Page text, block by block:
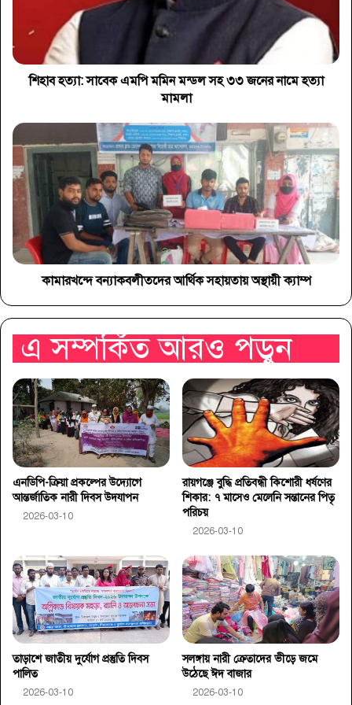
শিহাব হত্যা: সাবেক এমপি মমিন মন্ডল সহ ৩৩ জনের নামে হত্যা
মামলা
কামারখন্দে বন্যাকবলীতদের আর্থিক সহায়তায় অস্থায়ী ক্যাম্প
এ সম্পর্কিত আরও পড়ুন
এনডিপি-ক্রিয়া প্রকল্পের উদ্যোগে
আন্তর্জাতিক নারী দিবস উদযাপন
2026-03-10
রায়গঞ্জে বুদ্ধি প্রতিবন্ধী কিশোরী ধর্ষণের
শিকার: ৭ মাসেও মেলেনি সন্তানের পিতৃ
পরিচয়
2026-03-10
তাড়াশে জাতীয় দুর্যোগ প্রস্তুতি দিবস
পালিত
2026-03-10
সলঙ্গায় নারী ক্রেতাদের ভীড়ে জমে
উঠেছে ঈদ বাজার
2026-03-10